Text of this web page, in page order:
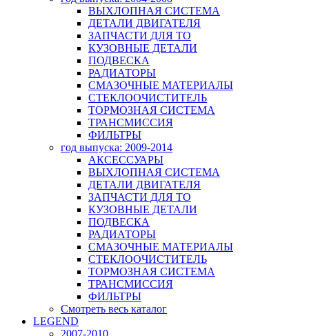
ВЫХЛОПНАЯ СИСТЕМА
ДЕТАЛИ ДВИГАТЕЛЯ
ЗАПЧАСТИ ДЛЯ ТО
КУЗОВНЫЕ ДЕТАЛИ
ПОДВЕСКА
РАДИАТОРЫ
СМАЗОЧНЫЕ МАТЕРИАЛЫ
СТЕКЛООЧИСТИТЕЛЬ
ТОРМОЗНАЯ СИСТЕМА
ТРАНСМИССИЯ
ФИЛЬТРЫ
год выпуска: 2009-2014
АКСЕССУАРЫ
ВЫХЛОПНАЯ СИСТЕМА
ДЕТАЛИ ДВИГАТЕЛЯ
ЗАПЧАСТИ ДЛЯ ТО
КУЗОВНЫЕ ДЕТАЛИ
ПОДВЕСКА
РАДИАТОРЫ
СМАЗОЧНЫЕ МАТЕРИАЛЫ
СТЕКЛООЧИСТИТЕЛЬ
ТОРМОЗНАЯ СИСТЕМА
ТРАНСМИССИЯ
ФИЛЬТРЫ
Смотреть весь каталог
LEGEND
2007-2010